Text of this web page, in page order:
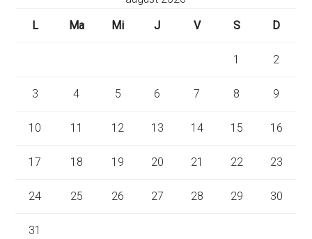
L
Ma Mi J V S D
1 2
3 4 5 6 7 8 9
10 11 12 13 14 15 16
17 18 19 20 21 22 23
24 25 26 27 28 29 30
31